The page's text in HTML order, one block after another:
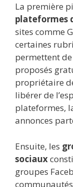
La première
plateformes
sites comme
certaines
permettent
proposés
propriétaire
libérer de
plateformes,
annonces
Ensuite, les
sociaux
groupes